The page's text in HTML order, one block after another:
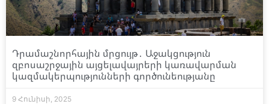
Դրամաշնորհային մրցույթ․ Աջակցություն
զբոսաշրջային այցելավայրերի կառավարման
կազմակերպությունների գործունեությանը
9 Հունիսի, 2025